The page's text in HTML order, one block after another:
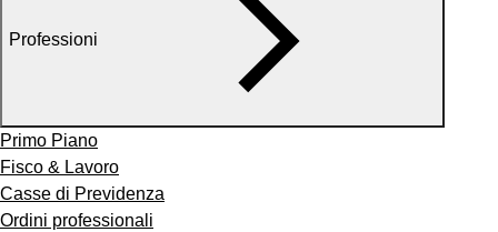
Professioni
Primo Piano
Fisco & Lavoro
Casse di Previdenza
Ordini professionali